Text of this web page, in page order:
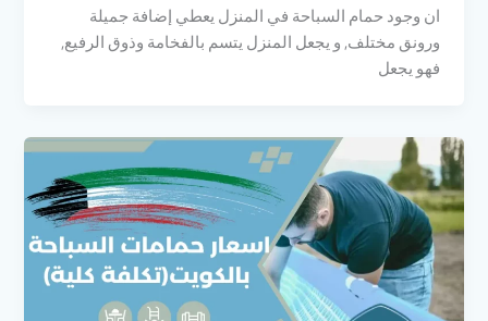
ان وجود حمام السباحة في المنزل يعطي إضافة جميلة
ورونق مختلف, و يجعل المنزل يتسم بالفخامة وذوق الرفيع,
فهو يجعل